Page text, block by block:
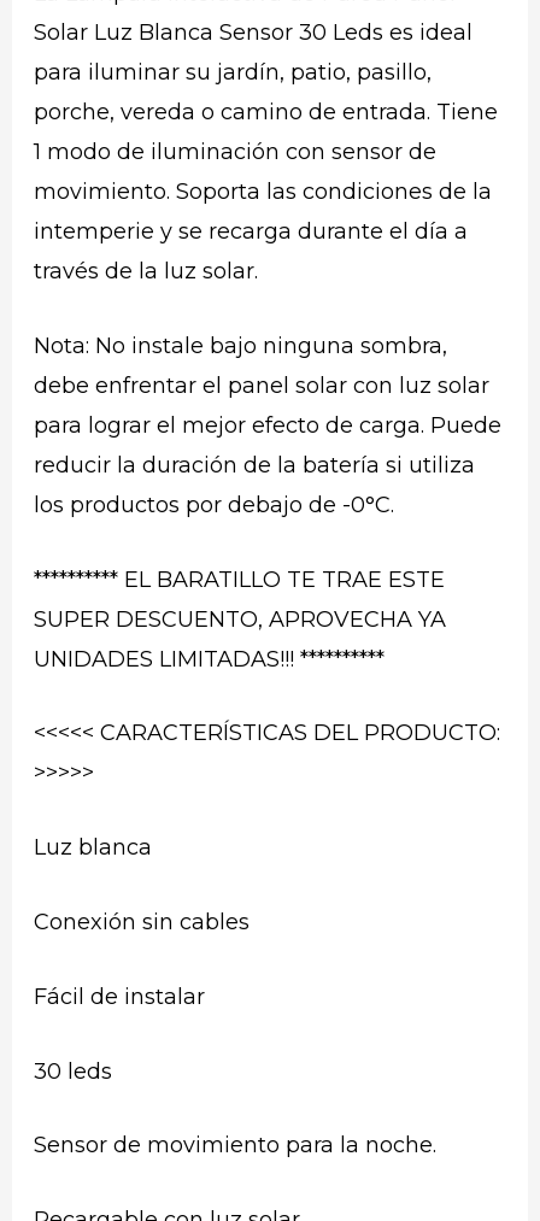
Solar Luz Blanca Sensor 30 Leds es ideal
para iluminar su jardín, patio, pasillo,
porche, vereda o camino de entrada. Tiene
1 modo de iluminación con sensor de
movimiento. Soporta las condiciones de la
intemperie y se recarga durante el día a
través de la luz solar.
Nota: No instale bajo ninguna sombra,
debe enfrentar el panel solar con luz solar
para lograr el mejor efecto de carga. Puede
reducir la duración de la batería si utiliza
los productos por debajo de -0°C.
********** EL BARATILLO TE TRAE ESTE
SUPER DESCUENTO, APROVECHA YA
UNIDADES LIMITADAS!!! **********
<<<<< CARACTERÍSTICAS DEL PRODUCTO:
>>>>>
Luz blanca
Conexión sin cables
Fácil de instalar
30 leds
Sensor de movimiento para la noche.